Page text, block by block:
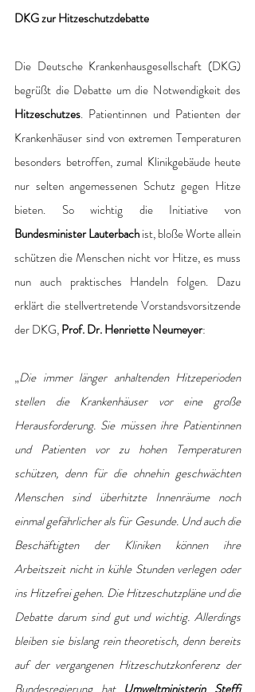
DKG zur Hitzeschutzdebatte
Die Deutsche Krankenhausgesellschaft (DKG)
Hitzeschutzes. Patientinnen und Patienten der
Krankenhäuser sind von extremen Temperaturen
besonders betroffen, zumal Klinikgebäude heute
nur selten angemessenen Schutz gegen Hitze
Bundesminister Lauterbach ist, bloße Worte allein
schützen die Menschen nicht vor Hitze, es muss
nun auch praktisches Handeln folgen. Dazu
erklärt die stellvertretende Vorstandsvorsitzende
der DKG, Prof. Dr. Henriette Neumeyer:
„Die immer länger anhaltenden Hitzeperioden
stellen die Krankenhäuser vor eine große
Herausforderung. Sie müssen ihre Patientinnen
und Patienten vor zu hohen Temperaturen
schützen, denn für die ohnehin geschwächten
Menschen sind überhitzte Innenräume noch
einmal gefährlicher als für Gesunde. Und auch die
Beschäftigten der Kliniken können ihre
Arbeitszeit nicht in kühle Stunden verlegen oder
ins Hitzefrei gehen. Die Hitzeschutzpläne und die
Debatte darum sind gut und wichtig. Allerdings
bleiben sie bislang rein theoretisch, denn bereits
auf der vergangenen Hitzeschutzkonferenz der